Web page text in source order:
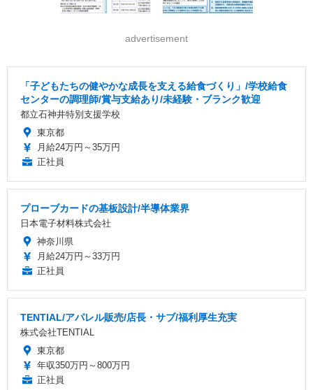
advertisement
「子どもたちの健やかな成長を支える給食づくり」/学校給食
センターの調理師/賞与支給あり/未経験・ブランク歓迎
都立石神井特別支援学校
東京都
月給24万円～35万円
正社員
プローブカードの基板設計/半導体業界
日本電子材料株式会社
神奈川県
月給24万円～33万円
正社員
TENTIAL/アパレル販売/店長・サブ/福利厚生充実
株式会社TENTIAL
東京都
年収350万円～800万円
正社員